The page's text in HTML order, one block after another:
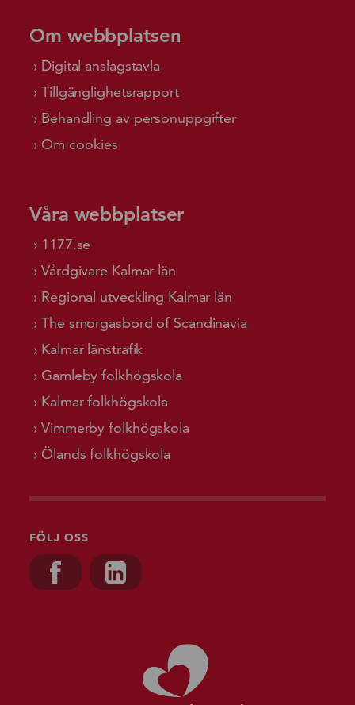
Om webbplatsen
Digital anslagstavla
Tillgänglighetsrapport
Behandling av personuppgifter
Om cookies
Våra webbplatser
1177.se
Vårdgivare Kalmar län
Regional utveckling Kalmar län
The smorgasbord of Scandinavia
Kalmar länstrafik
Gamleby folkhögskola
Kalmar folkhögskola
Vimmerby folkhögskola
Ölands folkhögskola
FÖLJ OSS
Besök oss på, Facebook
Besök oss på, Linkedin